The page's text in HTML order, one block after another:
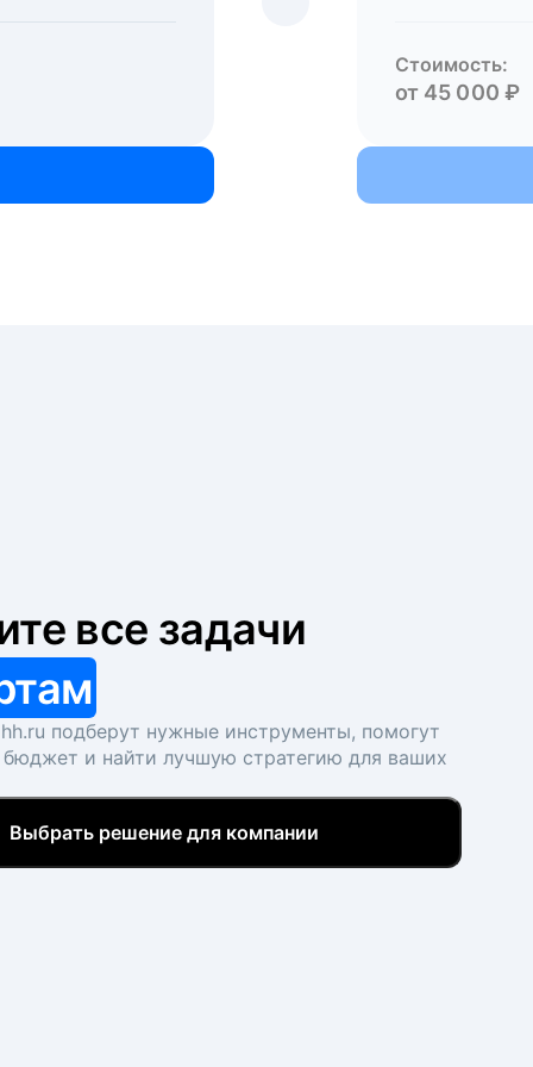
Стоимость:
от 45 000 ₽
все задачи
подберут нужные инструменты, помогут
бюджет и найти лучшую стратегию для ваших
Выбрать решение для компании